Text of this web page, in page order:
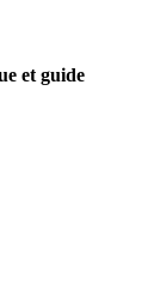
et guide